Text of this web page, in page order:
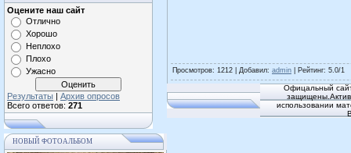
Оцените наш сайт
Отлично
Хорошо
Неплохо
Плохо
Ужасно
Результаты | Архив опросов
Всего ответов: 271
НОВЫЙ ФОТОАЛЬБОМ
Просмотров: 1212 | Добавил: admin Рейтинг: 5.0/1
Офицальный
использовании